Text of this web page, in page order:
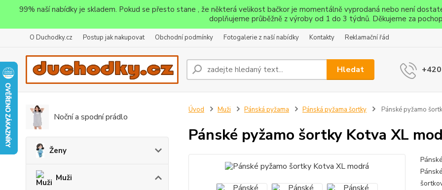
99% naší nabídky je skladem. Pokud se přesto stane , že některá velikost bačkor je momentálně vyprodaná nebo není
doplňujeme průběžně z výroby od 1 do 3 týdnů. Děkujeme za
O Duchodky.cz Postup jak nakupovat Obchodní podmínky Fotogalerie z naší nabídky Kontakty Reklamační řád
Hledat
Noční a spodní prádlo
Ženy
Muži
Úvod Muži Pánská pyžama Pánská pyžama šortky Pánské pyžamo
Pánské pyžamo šortky Kotva XL